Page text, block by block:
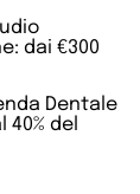
dai €300
Dentale
del